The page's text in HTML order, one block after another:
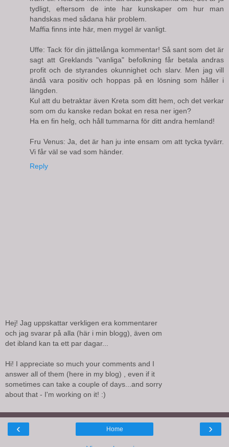
tydligt, eftersom de inte har kunskaper om hur man
handskas med sådana här problem.
Maffia finns inte här, men mygel är vanligt.
Uffe: Tack för din jättelånga kommentar! Så sant som det är
sagt att Greklands "vanliga" befolkning får betala andras
profit och de styrandes okunnighet och slarv. Men jag vill
ändå vara positiv och hoppas på en lösning som håller i
längden.
Kul att du betraktar även Kreta som ditt hem, och det verkar
som om du kanske redan bokat en resa ner igen?
Ha en fin helg, och håll tummarna för ditt andra hemland!
Fru Venus: Ja, det är han ju inte ensam om att tycka tyvärr.
Vi får väl se vad som händer.
Reply
Hej! Jag uppskattar verkligen era kommentarer
och jag svarar på alla (här i min blogg), även om
det ibland kan ta ett par dagar...
Hi! I appreciate so much your comments and I
answer all of them (here in my blog) , even if it
sometimes can take a couple of days...and sorry
about that - I'm working on it! :)
‹ ›
Home